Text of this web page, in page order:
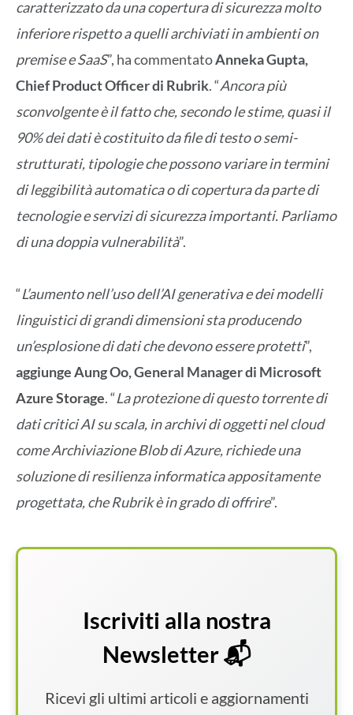
caratterizzato da una copertura di sicurezza molto
inferiore rispetto a quelli archiviati in ambienti on
premise e SaaS”, ha commentatoAnneka Gupta,
Chief Product Officer di Rubrik. “Ancora più
sconvolgente è il fatto che, secondo le stime, quasi il
90% dei dati è costituito da file di testo o semi-
strutturati, tipologie che possono variare in termini
di leggibilità automatica o di copertura da parte di
tecnologie e servizi di sicurezza importanti. Parliamo
di una doppia vulnerabilità”.
“L’aumento nell’uso dell’AI generativa e dei modelli
linguistici di grandi dimensioni sta producendo
un’esplosione di dati che devono essere protetti”,
aggiunge Aung Oo, General Manager di Microsoft
Azure Storage. “La protezione di questo torrente di
dati critici AI su scala, in archivi di oggetti nel cloud
come Archiviazione Blob di Azure, richiede una
soluzione di resilienza informatica appositamente
progettata, che Rubrik è in grado di offrire”.
Iscriviti alla nostra
Newsletter 📬
Ricevi gli ultimi articoli e aggiornamenti